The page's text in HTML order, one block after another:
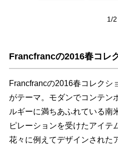
1/2
Francfrancの2016春コレ
Francfrancの2016春コレクシ
がテーマ。モダンでコンテン
ルギーに満ちあふれている南
ピレーションを受けたアイテ
花々に例えてデザインされた